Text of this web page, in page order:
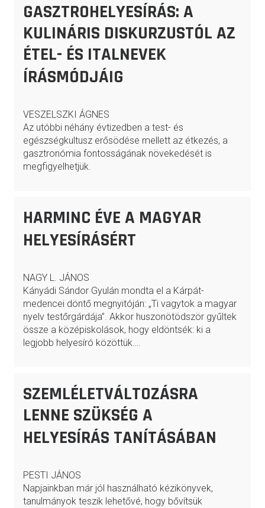
GASZTROHELYESÍRÁS: A
KULINÁRIS DISKURZUSTÓL AZ
ÉTEL- ÉS ITALNEVEK
ÍRÁSMÓDJÁIG
VESZELSZKI ÁGNES
Az utóbbi néhány évtizedben a test- és
egészségkultusz erősödése mellett az étkezés, a
gasztronómia fontosságának növekedését is
megfigyelhetjük.
HARMINC ÉVE A MAGYAR
HELYESÍRÁSÉRT
NAGY L. JÁNOS
Kányádi Sándor Gyulán mondta el a Kárpát-
medencei döntő megnyitóján: „Ti vagytok a magyar
nyelv testőrgárdája”. Akkor huszonötödször gyűltek
össze a középiskolások, hogy eldöntsék: ki a
legjobb helyesíró közöttük….
SZEMLÉLETVÁLTOZÁSRA
LENNE SZÜKSÉG A
HELYESÍRÁS TANÍTÁSÁBAN
PESTI JÁNOS
Napjainkban már jól használható kézikönyvek,
tanulmányok teszik lehetővé, hogy bővítsük